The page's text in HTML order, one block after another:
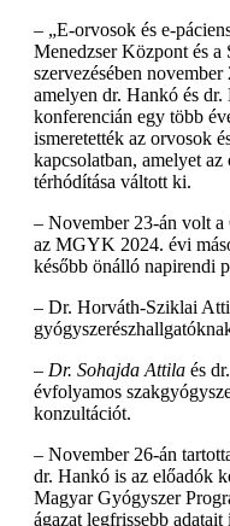
– „E-orvosok és e-
Menedzser Központ és a
szervezésében
amelyen dr. Hankó és
konferencián egy több
ismeretették az orvosok
kapcsolatban, amelyet
térhódítása váltott ki.
– November 23-án volt a
az MGYK 2024. évi
később önálló napirendi
– Dr. Horváth-Sziklai
– Dr. Sohajda Attila és
évfolyamos
konzultációt.
– November 26-án
dr. Hankó is az előadók
Magyar Gyógyszer
ágazat legfrissebb